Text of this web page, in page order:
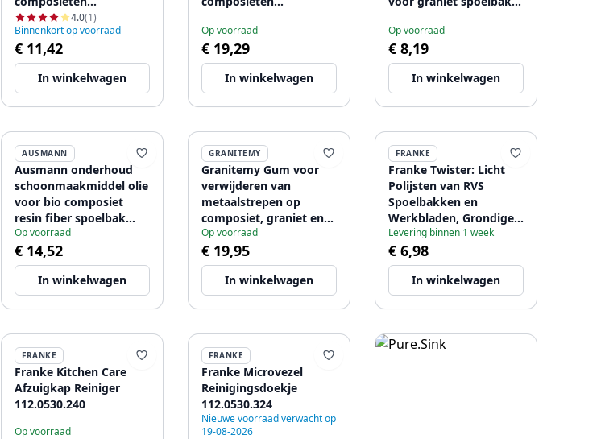
spoelbakken 250ml
1208956070
4.0(1)
Binnenkort op voorraad
€ 11,42
In winkelwagen
1208956071
Op voorraad
€ 19,29
In winkelwagen
Op voorraad
€ 8,19
In winkelwagen
AUSMANN
Ausmann onderhoud
schoonmaakmiddel olie
voor bio composiet
resin fiber spoelbak
1208966925
Op voorraad
€ 14,52
In winkelwagen
GRANITEMY
Granitemy Gum voor
verwijderen van
metaalstrepen op
composiet, graniet en
keramiek 1208969606
Op voorraad
€ 19,95
In winkelwagen
FRANKE
Franke Twister: Licht
Polijsten van RVS
Spoelbakken en
Werkbladen, Grondige
Reiniging 112.0007.715
Levering binnen 1 week
€ 6,98
In winkelwagen
FRANKE
Franke Kitchen Care
Afzuigkap Reiniger
112.0530.240
Op voorraad
FRANKE
Franke Microvezel
Reinigingsdoekje
112.0530.324
Nieuwe voorraad verwacht op
19-08-2026